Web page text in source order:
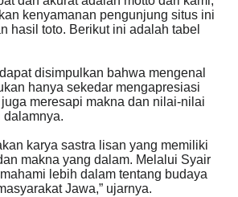
kenyamanan pengunjung situs ini
hasil toto. Berikut ini adalah tabel
disimpulkan bahwa mengenal
hanya sekedar mengapresiasi
meresapi makna dan nilai-nilai
dalamnya.
karya sastra lisan yang memiliki
makna yang dalam. Melalui Syair
lebih dalam tentang budaya
Jawa,” ujarnya.